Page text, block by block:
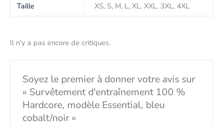
Taille
XS, S, M, L, XL, XXL, 3XL, 4XL
Il n'y a pas encore de critiques.
Soyez le premier à donner votre avis sur
« Survêtement d'entraînement 100 %
Hardcore, modèle Essential, bleu
cobalt/noir »